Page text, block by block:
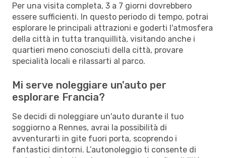
Per una visita completa, 3 a 7 giorni dovrebbero
essere sufficienti. In questo periodo di tempo, potrai
esplorare le principali attrazioni e goderti l'atmosfera
della città in tutta tranquillità, visitando anche i
quartieri meno conosciuti della città, provare
specialità locali e rilassarti al parco.
Mi serve noleggiare un'auto per
esplorare Francia?
Se decidi di noleggiare un'auto durante il tuo
soggiorno a Rennes, avrai la possibilità di
avventurarti in gite fuori porta, scoprendo i
fantastici dintorni. L’autonoleggio ti consente di